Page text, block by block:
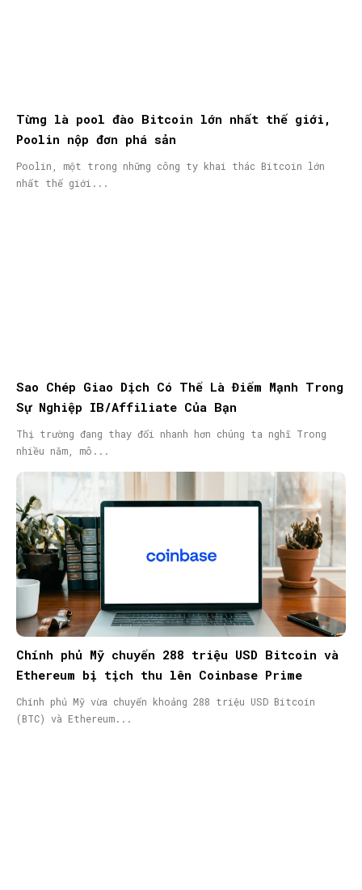
Từng là pool đào Bitcoin lớn nhất thế giới,
Poolin nộp đơn phá sản
Poolin, một trong những công ty khai thác Bitcoin lớn
nhất thế giới...
Sao Chép Giao Dịch Có Thể Là Điểm Mạnh Trong
Sự Nghiệp IB/Affiliate Của Bạn
Thị trường đang thay đổi nhanh hơn chúng ta nghĩ Trong
nhiều năm, mô...
Chính phủ Mỹ chuyển 288 triệu USD Bitcoin và
Ethereum bị tịch thu lên Coinbase Prime
Chính phủ Mỹ vừa chuyển khoảng 288 triệu USD Bitcoin
(BTC) và Ethereum...